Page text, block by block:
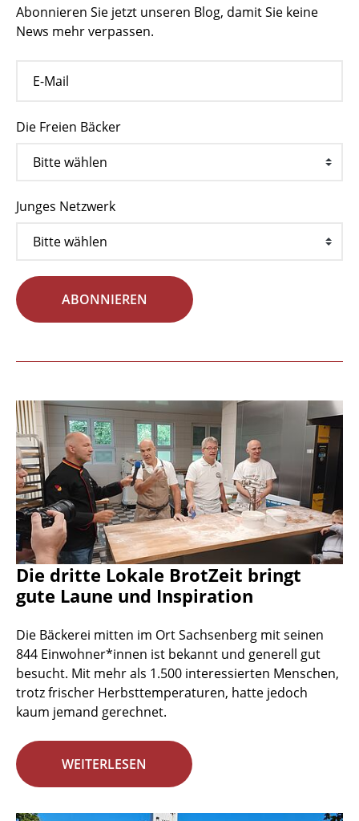
Abonnieren Sie jetzt unseren Blog, damit Sie keine
News mehr verpassen.
Die Freien Bäcker
Junges Netzwerk
ABONNIEREN
Die dritte Lokale BrotZeit bringt
gute Laune und Inspiration
Die Bäckerei mitten im Ort Sachsenberg mit seinen
844 Einwohner*innen ist bekannt und generell gut
besucht. Mit mehr als 1.500 interessierten Menschen,
trotz frischer Herbsttemperaturen, hatte jedoch
kaum jemand gerechnet.
WEITERLESEN